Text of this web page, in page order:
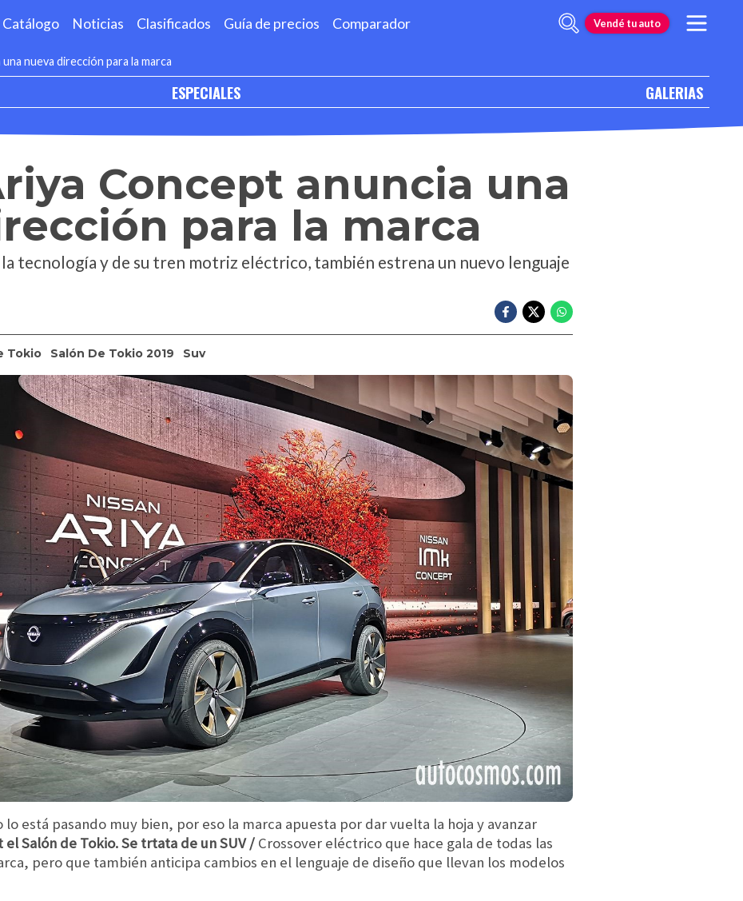
Catálogo Noticias Clasificados Guía de precios Comparador Vendé tu auto
nueva dirección para la marca
ESPECIALES GALERIAS
Concept anuncia una
para la marca
tecnología y de su tren motriz eléctrico, también estrena un nuevo lenguaje
Tokio Salón De Tokio 2019 Suv
lo está pasando muy bien, por eso la marca apuesta por dar vuelta la hoja y avanzar
el Salón de Tokio. Se trtata de un SUV / Crossover eléctrico que hace gala de todas las
pero que también anticipa cambios en el lenguaje de diseño que llevan los modelos